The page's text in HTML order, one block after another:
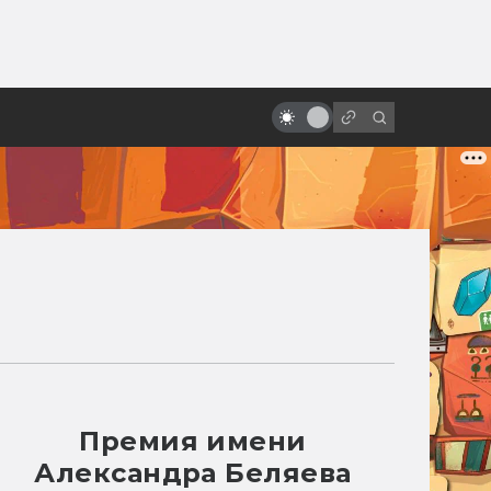
и фэнтези
Премия имени
Александра Беляева